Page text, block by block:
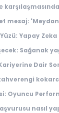
mesaj:
Yapay
Sağanak
Dair
Oyuncu
nasıl